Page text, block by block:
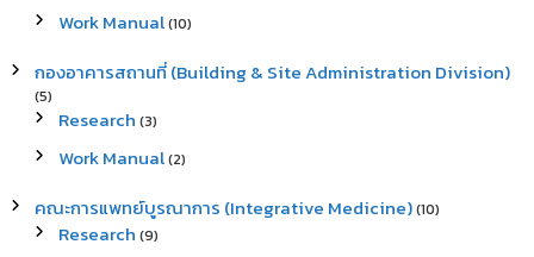
Work Manual(10)
กองอาคารสถานที่ (Building & Site Administration Division)
(5)
Research (3)
Work Manual(2)
คณะการแพทย์บูรณาการ (Integrative Medicine)(10)
Research (9)